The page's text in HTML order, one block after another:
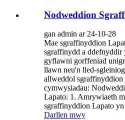
Nodweddion
gan admin ar 24-10-28
Mae sgraffinyddion
sgraffinydd a ddefnyddir
gyflawni gorffeniad
llawn neu'n lled-
allweddol sgraffinyddion
cymwysiadau:
Lapato: 1. Amrywiaeth
sgraffinyddion Lapato
Darllen mwy